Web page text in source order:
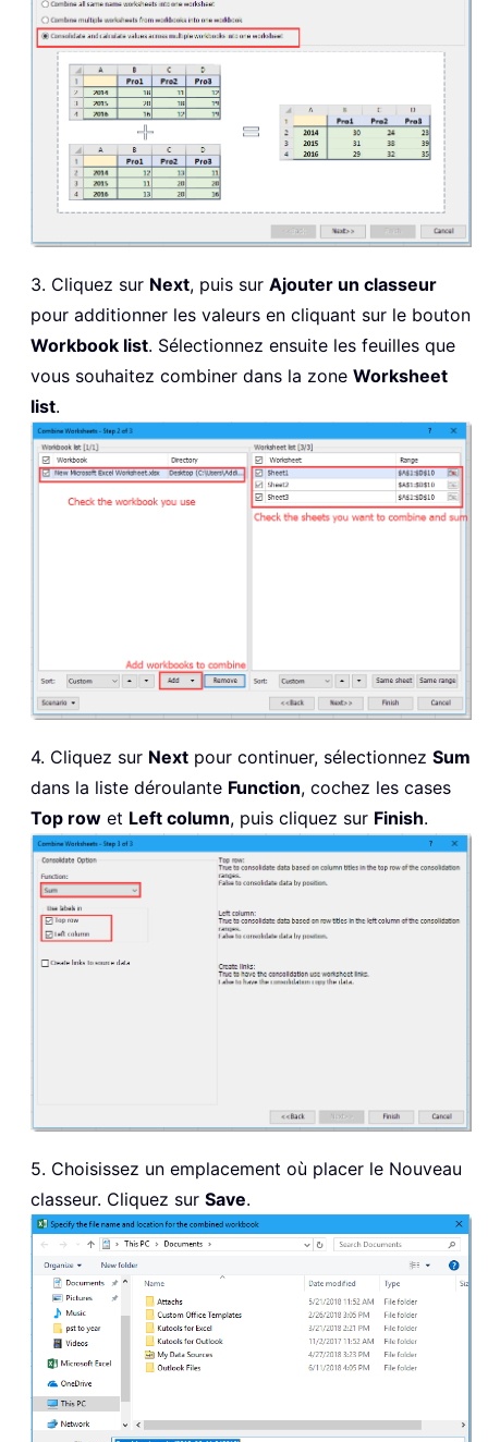
3. Cliquez sur Next, puis sur Ajouter un classeur
pour additionner les valeurs en cliquant sur le bouton
Workbook list. Sélectionnez ensuite les feuilles que
vous souhaitez combiner dans la zone Worksheet
list.
4. Cliquez sur Next pour continuer, sélectionnez Sum
dans la liste déroulante Function, cochez les cases
Top row et Left column, puis cliquez sur Finish.
5. Choisissez un emplacement où placer le Nouveau
classeur. Cliquez sur Save.